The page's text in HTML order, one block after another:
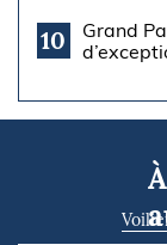
10
Grand